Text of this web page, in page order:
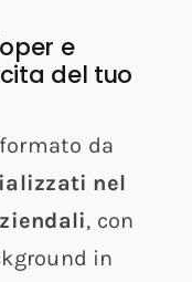
e
del tuo
da
nel
, con
in